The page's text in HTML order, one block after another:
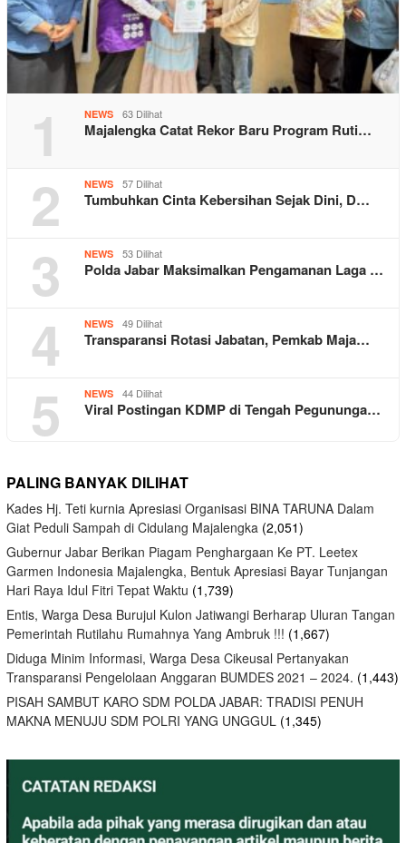
1 NEWS 63 Dilihat
Majalengka Catat Rekor Baru Program Ruti…
2 NEWS 57 Dilihat
Tumbuhkan Cinta Kebersihan Sejak Dini, D…
3 NEWS 53 Dilihat
Polda Jabar Maksimalkan Pengamanan Laga …
4 NEWS 49 Dilihat
Transparansi Rotasi Jabatan, Pemkab Maja…
5 NEWS 44 Dilihat
Viral Postingan KDMP di Tengah Pegununga…
PALING BANYAK DILIHAT
Kades Hj. Teti kurnia Apresiasi Organisasi BINA TARUNA Dalam
Giat Peduli Sampah di Cidulang Majalengka (2,051)
Gubernur Jabar Berikan Piagam Penghargaan Ke PT. Leetex
Garmen Indonesia Majalengka, Bentuk Apresiasi Bayar Tunjangan
Hari Raya Idul Fitri Tepat Waktu (1,739)
Entis, Warga Desa Burujul Kulon Jatiwangi Berharap Uluran Tangan
Pemerintah Rutilahu Rumahnya Yang Ambruk !!! (1,667)
Diduga Minim Informasi, Warga Desa Cikeusal Pertanyakan
Transparansi Pengelolaan Anggaran BUMDES 2021 – 2024. (1,443)
PISAH SAMBUT KARO SDM POLDA JABAR: TRADISI PENUH
MAKNA MENUJU SDM POLRI YANG UNGGUL (1,345)